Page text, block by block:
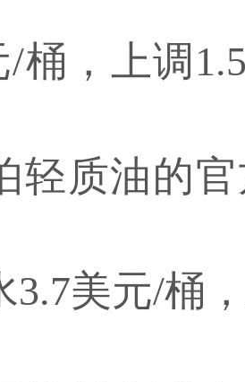
/桶，上调
轻质油的
美元/桶